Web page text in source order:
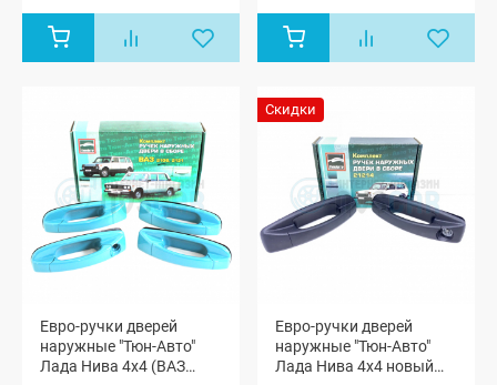
Ларгус FL
мест, Renault
Logan
Евро-ручки дверей
наружные "Тюн-Авто"
Лада Нива 4х4 (ВАЗ
Скидки
Евро-ручки дверей
наружные "Тюн-Авто"
Лада Нива 4х4 новый